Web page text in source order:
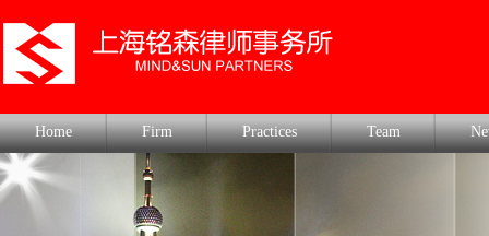
Home Firm Practices Team